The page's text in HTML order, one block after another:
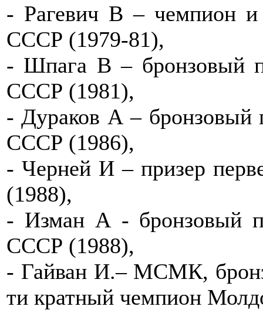
- Рагевич В – чемпион и
СССР (1979-81),
- Шпага В – бронзовый
СССР (1981),
- Дураков А – бронзовый
СССР (1986),
- Черней И – призер
(1988),
- Изман А - бронзовый
СССР (1988),
- Гайван И.– МСМК,
ти кратный чемпион